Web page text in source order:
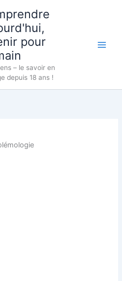
pour
– le savoir en
depuis 18 ans !